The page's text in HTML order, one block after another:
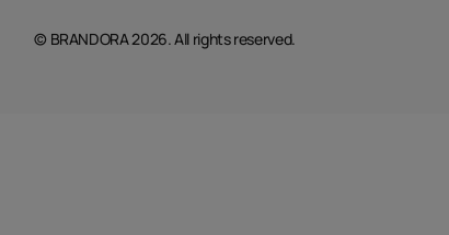
© BRANDORA 2026. All rights reserved.